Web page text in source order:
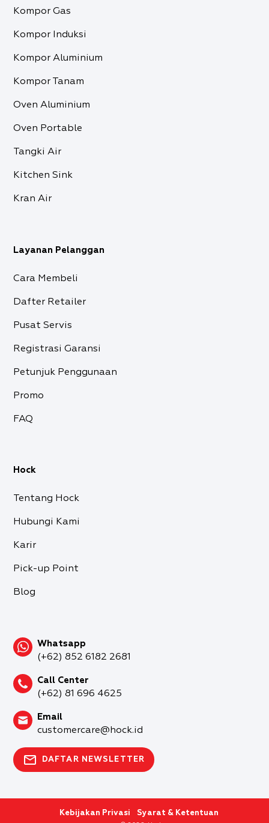
Kompor Gas
Kompor Induksi
Kompor Aluminium
Kompor Tanam
Oven Aluminium
Oven Portable
Tangki Air
Kitchen Sink
Kran Air
Layanan Pelanggan
Cara Membeli
Dafter Retailer
Pusat Servis
Registrasi Garansi
Petunjuk Penggunaan
Promo
FAQ
Hock
Tentang Hock
Hubungi Kami
Karir
Pick-up Point
Blog
Whatsapp
(+62) 852 6182 2681
Call Center
(+62) 81 696 4625
Email
customercare@hock.id
DAFTAR NEWSLETTER
Kebijakan Privasi Syarat & Ketentuan